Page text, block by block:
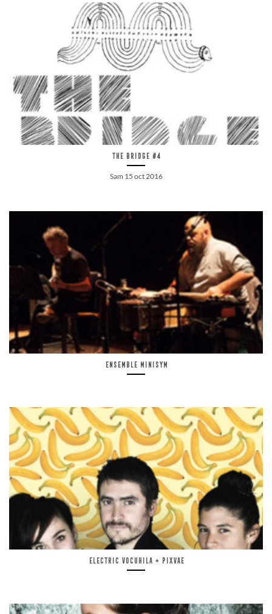
The Bridge #4
Sam 15 oct 2016
Ensemble Minisym
Electric Vocuhila + Pixvae